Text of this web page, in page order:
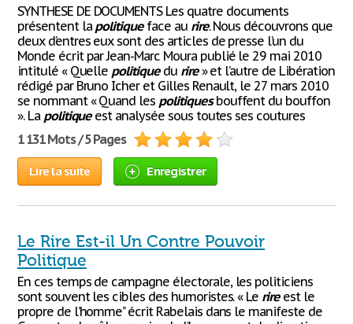
SYNTHESE DE DOCUMENTS Les quatre documents
présentent la politiqueface au rire. Nous découvrons que
deux d’entres eux sont des articles de presse l’un du
Monde écrit par Jean-Marc Moura publié le 29 mai 2010
intitulé « Quelle politiquedu rire» et l’autre de Libération
rédigé par Bruno Icher et Gilles Renault, le 27 mars 2010
se nommant « Quand les politiquesbouffent du bouffon
». La politiqueest analysée sous toutes ses coutures
1 131 Mots / 5 Pages
Lire la suite Enregistrer
Le Rire Est-il Un Contre Pouvoir
Politique
En ces temps de campagne électorale, les politiciens
sont souvent les cibles des humoristes. « Le rireest le
propre de l’homme’’ écrit Rabelais dans le manifeste de